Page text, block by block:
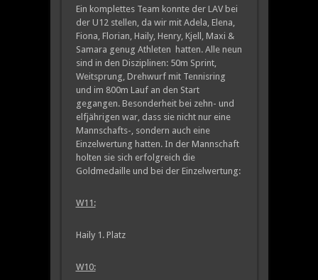
Ein komplettes Team konnte der LAV bei
der U12 stellen, da wir mit Adela, Elena,
Fiona, Florian, Haily, Henry, Kjell, Maxi &
Samara genug Athleten hatten. Alle neun
sind in den Disziplinen: 50m Sprint,
Weitsprung, Drehwurf mit Tennisring
und im 800m Lauf an den Start
gegangen. Besonderheit bei zehn- und
elfjährigen war, dass sie nicht nur eine
Mannschafts-, sondern auch eine
Einzelwertung hatten. In der Mannschaft
holten sie sich erfolgreich die
Goldmedaille und bei der Einzelwertung:
W11:
Haily 1. Platz
W10: